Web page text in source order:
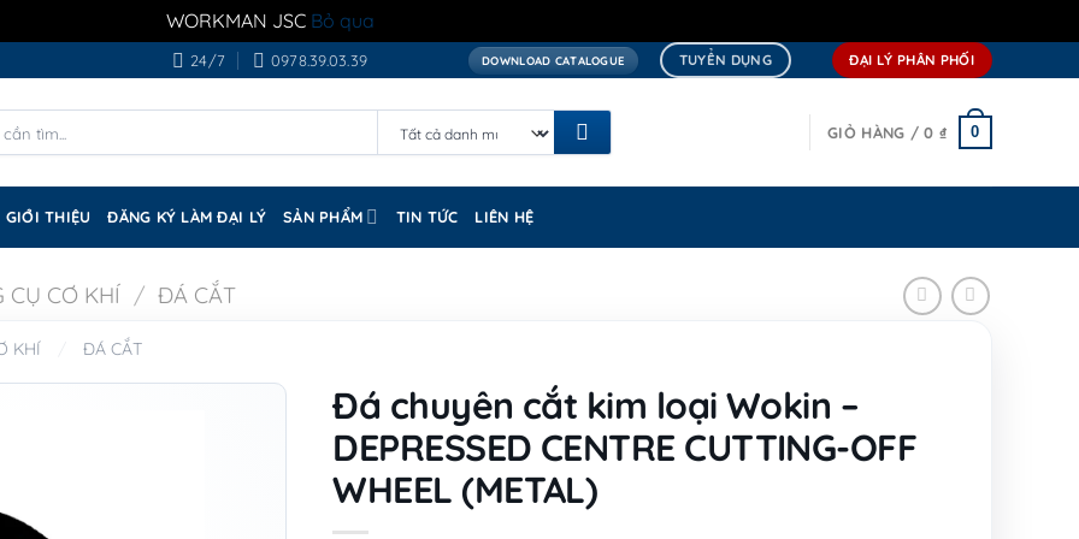
WORKMAN JSC Bỏ qua
24/7 0978.39.03.39 DOWNLOAD CATALOGUE TUYỂN DỤNG ĐẠI LÝ PHÂN PHỐI
GIỎ HÀNG /0 ₫ 0
GIỚI THIỆU ĐĂNG KÝ LÀM ĐẠI LÝ SẢN PHẨM TIN TỨC LIÊN HỆ
CỤ CƠ KHÍ / ĐÁ CẮT
KHÍ ĐÁ CẮT
Đá chuyên cắt kim loại Wokin –
DEPRESSED CENTRE CUTTING-OFF
WHEEL (METAL)